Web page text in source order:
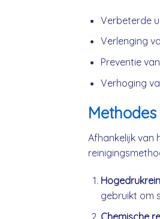
Verbeterde
Verlenging
Preventie
Verhoging
Afhankelijk van
gebruikt om
Chemische